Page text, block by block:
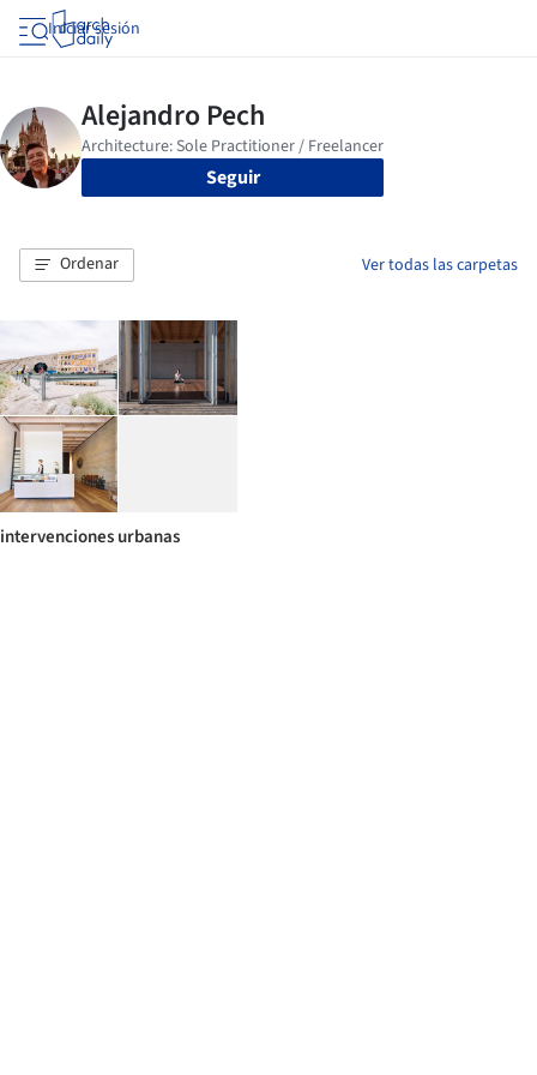
Iniciar sesión
Seguir
Ordenar Ver todas las carpetas
intervenciones urbanas